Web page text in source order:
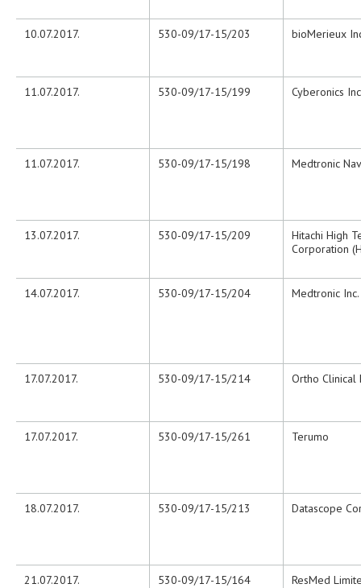
10.07.2017. 530-09/17-15/203 bioMerieux
11.07.2017. 530-09/17-15/199 Cyberonics
11.07.2017. 530-09/17-15/198 Medtronic
13.07.2017. 530-09/17-15/209
Hitachi High
Corporation
14.07.2017. 530-09/17-15/204 Medtronic Inc.
17.07.2017. 530-09/17-15/214 Ortho Clinical
17.07.2017. 530-09/17-15/261 Terumo
18.07.2017. 530-09/17-15/213 Datascope
21.07.2017. 530-09/17-15/164 ResMed